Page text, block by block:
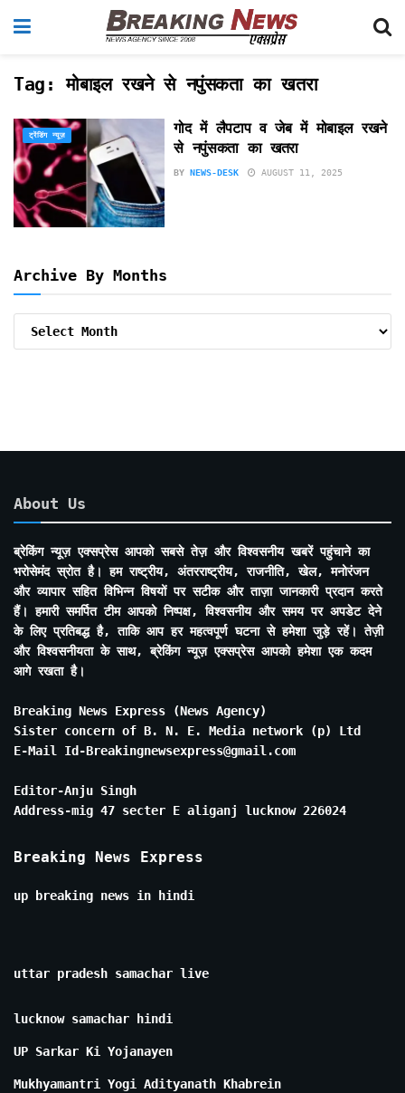
Tag:मोबाइल रखने से नपुंसकता का खतरा
ट्रेंडिंग न्यूज़
गोद में लैपटाप व जेब में मोबाइल रखने
से नपुंसकता का खतरा
BY NEWS-DESK AUGUST 11, 2025
Archive By Months
About Us
ब्रेकिंग न्यूज़ एक्सप्रेस आपको सबसे तेज़ और विश्वसनीय खबरें पहुंचाने का
भरोसेमंद स्रोत है। हम राष्ट्रीय, अंतरराष्ट्रीय, राजनीति, खेल, मनोरंजन
और व्यापार सहित विभिन्न विषयों पर सटीक और ताज़ा जानकारी प्रदान करते
हैं। हमारी समर्पित टीम आपको निष्पक्ष, विश्वसनीय और समय पर अपडेट देने
के लिए प्रतिबद्ध है, ताकि आप हर महत्वपूर्ण घटना से हमेशा जुड़े रहें। तेज़ी
और विश्वसनीयता के साथ, ब्रेकिंग न्यूज़ एक्सप्रेस आपको हमेशा एक कदम
आगे रखता है।
Breaking News Express (News Agency)
Sister concern of B. N. E. Media network (p) Ltd
E-Mail Id-Breakingnewsexpress@gmail.com
Editor-Anju Singh
Address-mig 47 secter E aliganj lucknow 226024
Breaking News Express
up breaking news in hindi
uttar pradesh samachar live
lucknow samachar hindi
UP Sarkar Ki Yojanayen
Mukhyamantri Yogi Adityanath Khabrein